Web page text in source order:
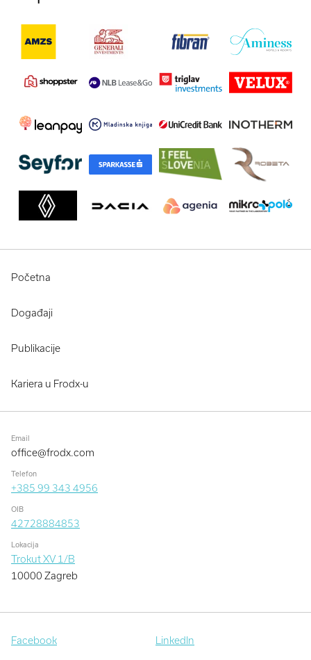
Početna
Događaji
Publikacije
Kariera u Frodx-u
Email
office@frodx.com
Telefon
+385 99 343 4956
OIB
42728884853
Lokacija
Trokut XV 1/B
10000 Zagreb
Facebook LinkedIn